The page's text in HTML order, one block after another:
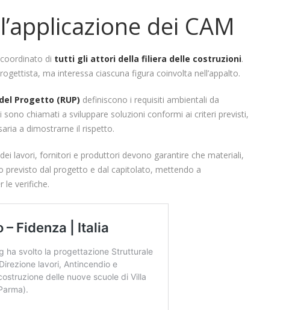
dei CAM
di tutti gli attori della filiera delle costruzioni.
ma interessa ciascuna figura coinvolta nell’appalto.
Progetto (RUP) definiscono i requisiti ambientali da
chiamati a sviluppare soluzioni conformi ai criteri previsti,
a dimostrarne il rispetto.
lavori, fornitori e produttori devono garantire che materiali,
previsto dal progetto e dal capitolato, mettendo a
le verifiche.